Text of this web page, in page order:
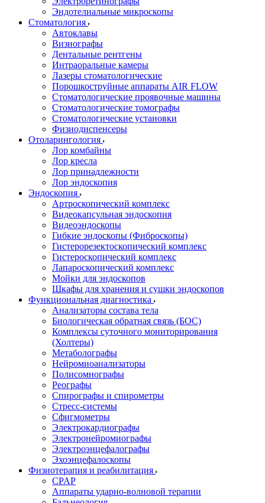
Эндотелиальные микроскопы
Стоматология
Автоклавы
Визиографы
Дентальные рентгены
Интраоральные камеры
Лазеры стоматологические
Порошкоструйные аппараты AIR FLOW
Стоматологические проявочные машины
Стоматологические томографы
Стоматологические установки
Физиодиспенсеры
Отоларингология
Лор комбайны
Лор кресла
Лор принадлежности
Лор эндоскопия
Эндоскопия
Артроскопический комплекс
Видеокапсульная эндоскопия
Видеоэндоскопы
Гибкие эндоскопы (Фиброcкопы)
Гистерорезектоскопический комплекс
Гистероскопический комплекс
Лапароскопический комплекс
Мойки для эндоскопов
Шкафы для хранения и сушки эндоскопов
Функциональная диагностика
Анализаторы состава тела
Биологическая обратная связь (БОС)
Комплексы суточного мониторирования
(Холтеры)
Метаболографы
Нейромиоанализаторы
Полисомнографы
Реографы
Спирографы и спирометры
Стресс-системы
Сфигмометры
Электрокардиографы
Электронейромиографы
Электроэнцефалографы
Эхоэнцефалоскопы
Физиотерапия и реабилитация
CPAP
Аппараты ударно-волновой терапии